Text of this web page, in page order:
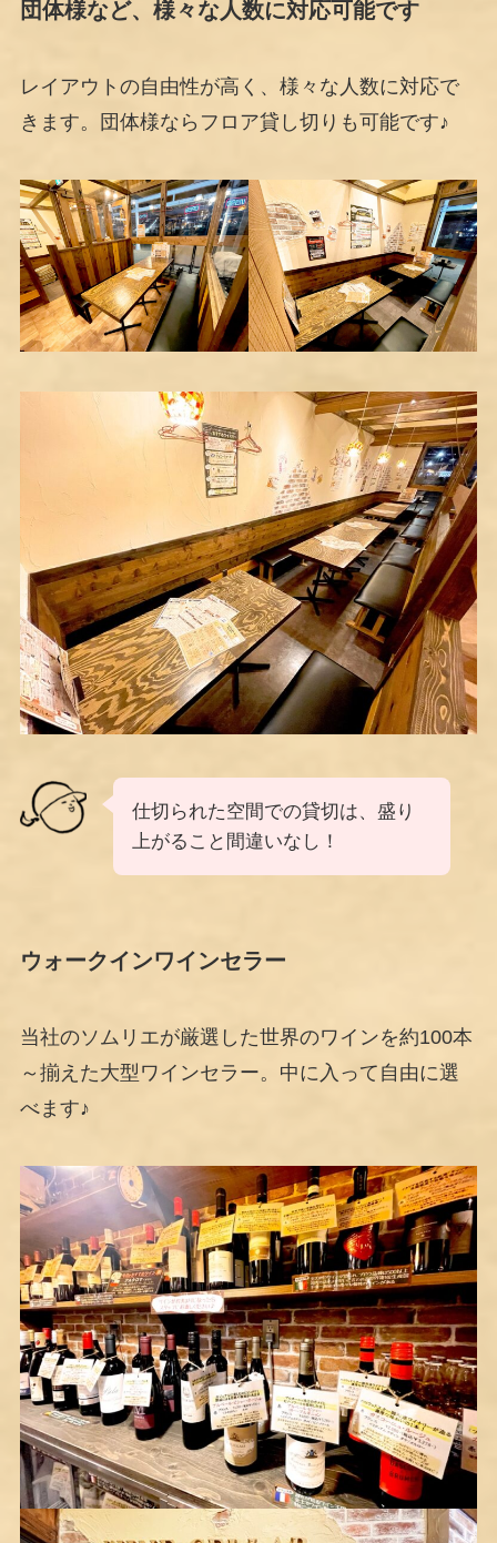
団体様など、様々な人数に対応可能です
レイアウトの自由性が高く、様々な人数に対応で
きます。団体様ならフロア貸し切りも可能です♪
仕切られた空間での貸切は、盛り
上がること間違いなし！
ウォークインワインセラー
当社のソムリエが厳選した世界のワインを約100本
～揃えた大型ワインセラー。中に入って自由に選
べます♪